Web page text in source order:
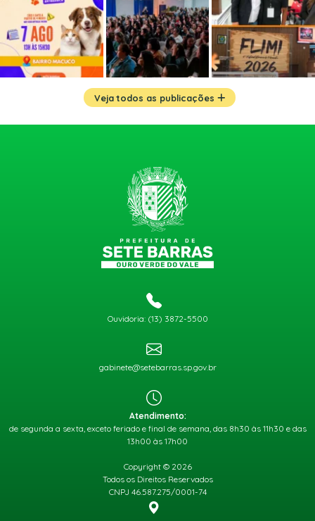
Veja todos as publicações
Ouvidoria: (13) 3872-5500
gabinete@setebarras.sp.gov.br
Atendimento:
de segunda a sexta, exceto feriado e final de semana, das 8h30 às 11h30 e das
13h00 às 17h00
Copyright © 2026
Todos os Direitos Reservados
CNPJ 46.587.275/0001-74